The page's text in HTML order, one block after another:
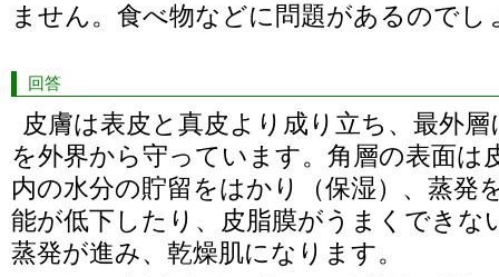
ません。食べ物などに問題があるのでし
回答
皮膚は表皮と真皮より成り立ち、最外
を外界から守っています。角層の表面は
内の水分の貯留をはかり（保湿）、蒸発
能が低下したり、皮脂膜がうまくできな
蒸発が進み、乾燥肌になります。